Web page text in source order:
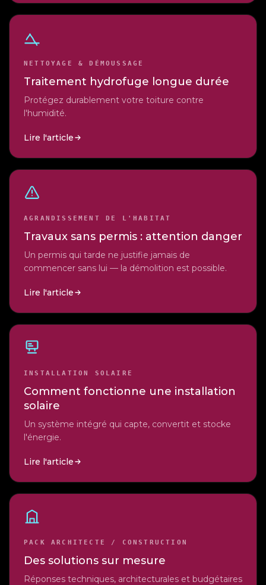
NETTOYAGE & DÉMOUSSAGE
Traitement hydrofuge longue durée
Protégez durablement votre toiture contre
l'humidité.
Lire l'article
AGRANDISSEMENT DE L'HABITAT
Travaux sans permis : attention danger
Un permis qui tarde ne justifie jamais de
commencer sans lui — la démolition est possible.
Lire l'article
INSTALLATION SOLAIRE
Comment fonctionne une installation
solaire
Un système intégré qui capte, convertit et stocke
l'énergie.
Lire l'article
PACK ARCHITECTE / CONSTRUCTION
Des solutions sur mesure
Réponses techniques, architecturales et budgétaires